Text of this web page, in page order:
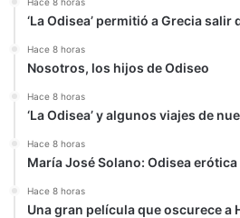
‘La Odisea’ permitió a Grecia salir
Hace 8 horas
Nosotros, los hijos de Odiseo
Hace 8 horas
‘La Odisea’ y algunos viajes de
Hace 8 horas
María José Solano: Odisea erótica
Hace 8 horas
Una gran película que oscurece a